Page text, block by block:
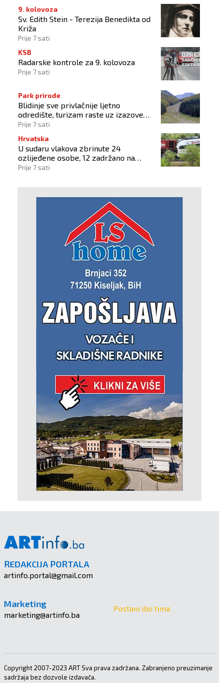
9. kolovoza
Sv. Edith Stein - Terezija Benedikta od
Križa
Prije 7 sati
KSB
Radarske kontrole za 9. kolovoza
Prije 7 sati
Park prirode
Blidinje sve privlačnije ljetno
odredište, turizam raste uz izazove
očuvanja prirode
Prije 7 sati
Hrvatska
U sudaru vlakova zbrinute 24
ozlijeđene osobe, 12 zadržano na
liječenju
Prije 7 sati
REDAKCIJA PORTALA
artinfo.portal@gmail.com
Marketing
marketing@artinfo.ba
Postani dio tima
Copyright 2007-2023 ART Sva prava zadržana. Zabranjeno preuzimanje
sadržaja bez dozvole izdavača.